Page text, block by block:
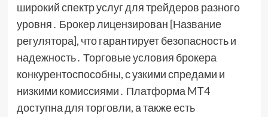
широкий спектр услуг для трейдеров разного
уровня․ Брокер лицензирован [Название
регулятора], что гарантирует безопасность и
надежность․ Торговые условия брокера
конкурентоспособны, с узкими спредами и
низкими комиссиями․ Платформа MT4
доступна для торговли, а также есть